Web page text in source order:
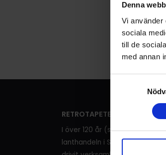
Denna
Vi använder
sociala
till de
med annan
S
t
y
c
k
RETROTAPETER
I över 120 år (sedan 1905)
lanthandeln i Sälleryd.